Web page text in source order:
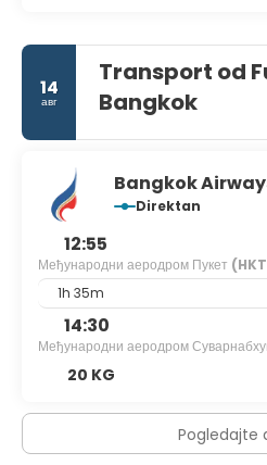
14
авг
Transport od
Bangkok
Bangkok
Direktan
12:55
Међународни аеродром Пукет
1h 35m
14:30
Међународни аеродром
20 KG
Pogledajte